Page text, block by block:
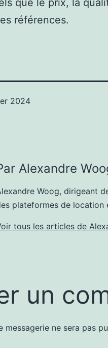
que le prix, la
références.
2024
Alexandre
Woog, dirigeant
plateformes de location
tous les articles de
un
messagerie ne sera pas